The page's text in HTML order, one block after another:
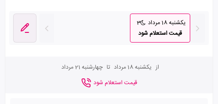
یکشنبه 18 مرداد
3
قیمت استعلام شود
از یکشنبه 18 مرداد تا چهارشنبه 21 مرداد
قیمت استعلام شود